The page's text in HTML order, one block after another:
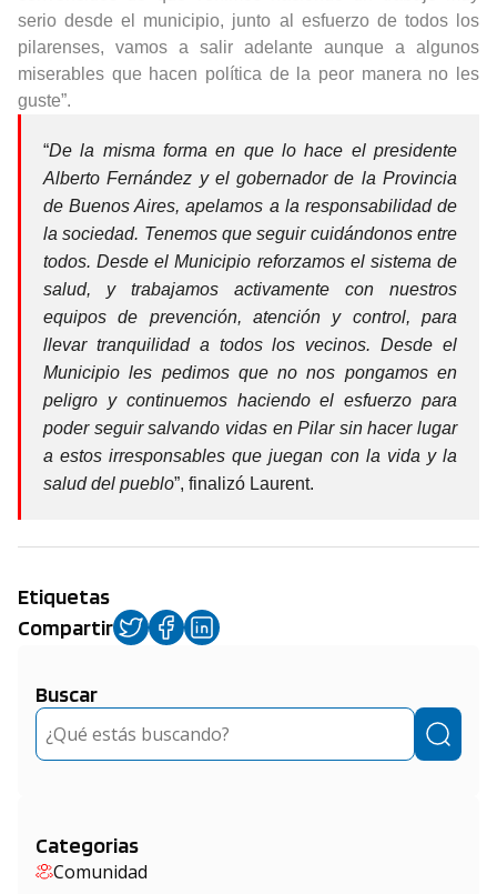
serio desde el municipio, junto al esfuerzo de todos los
pilarenses, vamos a salir adelante aunque a algunos
miserables que hacen política de la peor manera no les
guste”.
“De la misma forma en que lo hace el presidente
Alberto Fernández y el gobernador de la Provincia
de Buenos Aires, apelamos a la responsabilidad de
la sociedad. Tenemos que seguir cuidándonos entre
todos. Desde el Municipio reforzamos el sistema de
salud, y trabajamos activamente con nuestros
equipos de prevención, atención y control, para
llevar tranquilidad a todos los vecinos. Desde el
Municipio les pedimos que no nos pongamos en
peligro y continuemos haciendo el esfuerzo para
poder seguir salvando vidas en Pilar sin hacer lugar
a estos irresponsables que juegan con la vida y la
salud del pueblo”, finalizó Laurent.
Etiquetas
Compartir
Buscar
Buscar
Categorias
Comunidad